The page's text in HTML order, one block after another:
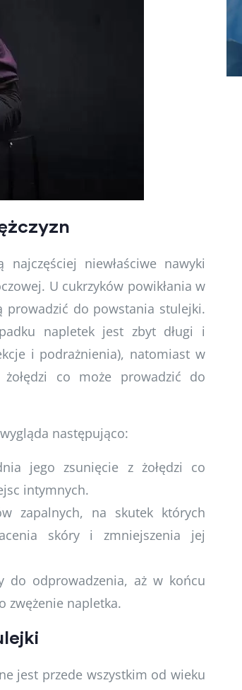
niewłaściwe nawyki
U cukrzyków powikłania w
do powstania stulejki.
napletek jest zbyt długi i
i podrażnienia), natomiast w
co może prowadzić do
następująco:
jego zsunięcie z żołędzi co
intymnych.
zapalnych, na skutek których
skóry i zmniejszenia jej
do odprowadzenia, aż w końcu
zwężenie napletka.
jest przede wszystkim od wieku